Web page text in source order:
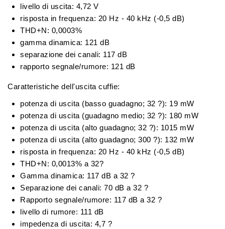
livello di uscita: 4,72 V
risposta in frequenza: 20 Hz - 40 kHz (-0,5 dB)
THD+N: 0,0003%
gamma dinamica: 121 dB
separazione dei canali: 117 dB
rapporto segnale/rumore: 121 dB
Caratteristiche dell'uscita cuffie:
potenza di uscita (basso guadagno; 32 ?): 19 mW
potenza di uscita (guadagno medio; 32 ?): 180 mW
potenza di uscita (alto guadagno; 32 ?): 1015 mW
potenza di uscita (alto guadagno; 300 ?): 132 mW
risposta in frequenza: 20 Hz - 40 kHz (-0,5 dB)
THD+N: 0,0013% a 32?
Gamma dinamica: 117 dB a 32 ?
Separazione dei canali: 70 dB a 32 ?
Rapporto segnale/rumore: 117 dB a 32 ?
livello di rumore: 111 dB
impedenza di uscita: 4,7 ?